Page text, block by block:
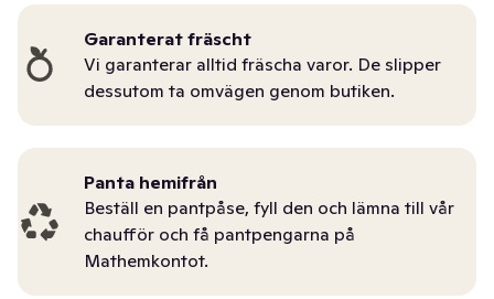
Garanterat fräscht
Vi garanterar alltid fräscha varor. De slipper
dessutom ta omvägen genom butiken.
Panta hemifrån
Beställ en pantpåse, fyll den och lämna till vår
chaufför och få pantpengarna på
Mathemkontot.